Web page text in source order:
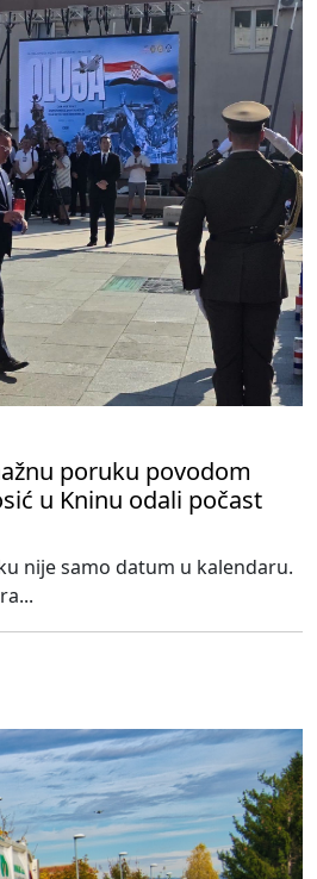
poruku povodom
u Kninu odali počast
nije samo datum u kalendaru.